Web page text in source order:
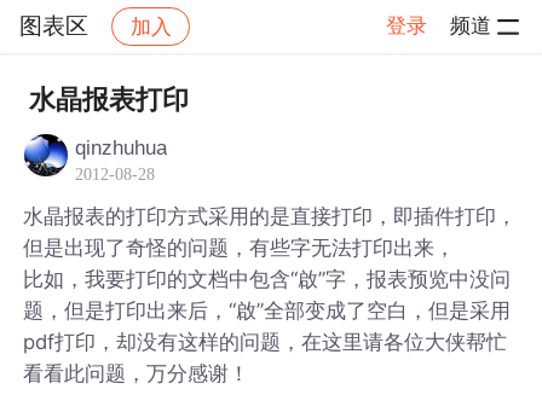
图表区 加入 登录 频道
社区 图表区
水晶报表打印
qinzhuhua
2012-08-28
水晶报表的打印方式采用的是直接打印，即插件打印，
但是出现了奇怪的问题，有些字无法打印出来，
比如，我要打印的文档中包含“啟”字，报表预览中没问
题，但是打印出来后，“啟”全部变成了空白，但是采用
pdf打印，却没有这样的问题，在这里请各位大侠帮忙
看看此问题，万分感谢！